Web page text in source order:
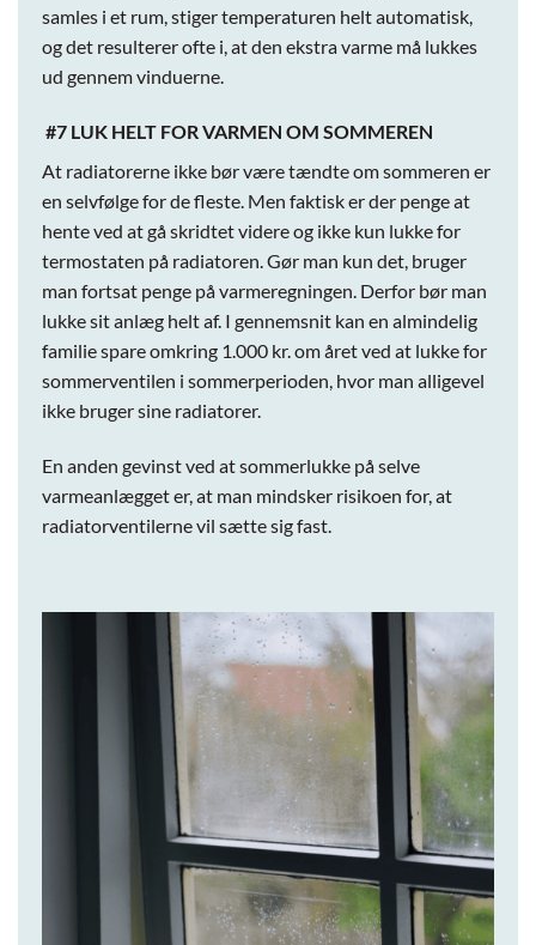
samles i et rum, stiger temperaturen helt automatisk,
og det resulterer ofte i, at den ekstra varme må lukkes
ud gennem vinduerne.
#7 LUK HELT FOR VARMEN OM SOMMEREN
At radiatorerne ikke bør være tændte om sommeren er
en selvfølge for de fleste. Men faktisk er der penge at
hente ved at gå skridtet videre og ikke kun lukke for
termostaten på radiatoren. Gør man kun det, bruger
man fortsat penge på varmeregningen. Derfor bør man
lukke sit anlæg helt af. I gennemsnit kan en almindelig
familie spare omkring 1.000 kr. om året ved at lukke for
sommerventilen i sommerperioden, hvor man alligevel
ikke bruger sine radiatorer.
En anden gevinst ved at sommerlukke på selve
varmeanlægget er, at man mindsker risikoen for, at
radiatorventilerne vil sætte sig fast.